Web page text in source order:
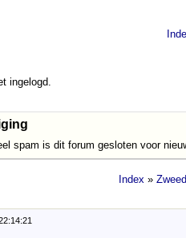
ingelogd.
spam is dit forum gesloten voor
Index »